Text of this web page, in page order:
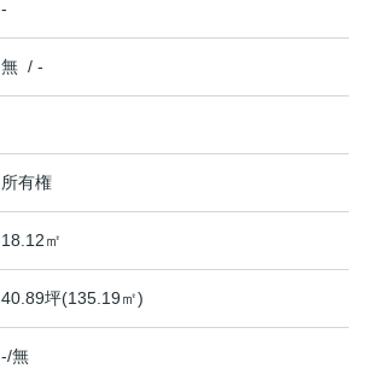
-
無 / -
所有権
18.12㎡
40.89坪(135.19㎡)
-/無